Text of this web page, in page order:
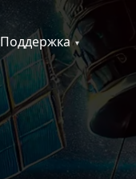
Поддержка